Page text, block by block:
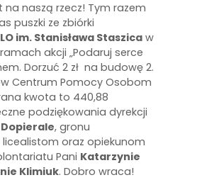
na naszą rzecz! Tym razem
puszki ze zbiórki
im. Stanisława Staszicaw
akcji „Podaruj serce
Dorzuć 2 zł na budowę 2.
Centrum Pomocy Osobom
kwota to 440,88
podziękowania dyrekcji
, gronu
oraz opiekunom
Pani Katarzynie
Klimiuk. Dobro wraca!